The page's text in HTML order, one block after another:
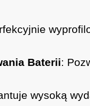
Baterii:
wysoką